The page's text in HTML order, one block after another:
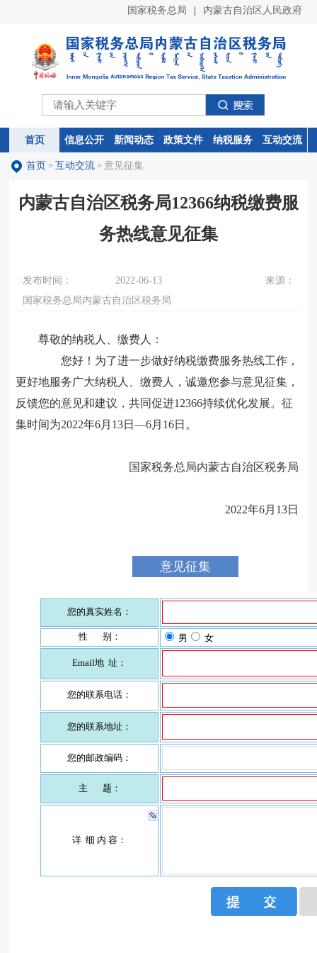
国家税务总局 内蒙古自治区人民政府
首页 信息公开 新闻动态 政策文件 纳税服务 互动交流
首页 信息公开 新闻动态 政策文件 纳税服务 互动交流
首页 > 互动交流> 意见征集
内蒙古自治区税务局12366纳税缴费服
务热线意见征集
发布时间： 2022-06-13
来源：
国家税务总局内蒙古自治区税务局
尊敬的纳税人、缴费人：
您好！为了进一步做好纳税缴费服务热线工作，
更好地服务广大纳税人、缴费人，诚邀您参与意见征集，
反馈您的意见和建议，共同促进12366持续优化发展。征
集时间为2022年6月 13日 —6月 16日。
国家税务总局内蒙古自治区税务局
2022年6月 13日
意见征集